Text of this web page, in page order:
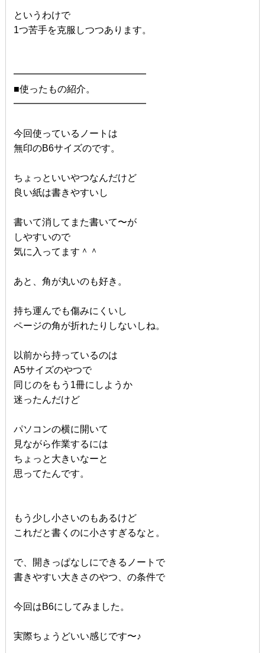
というわけで
1つ苦手を克服しつつあります。
━━━━━━━━━━━━━━
■使ったもの紹介。
━━━━━━━━━━━━━━
今回使っているノートは
無印のB6サイズのです。
ちょっといいやつなんだけど
良い紙は書きやすいし
書いて消してまた書いて〜が
しやすいので
気に入ってます＾＾
あと、角が丸いのも好き。
持ち運んでも傷みにくいし
ページの角が折れたりしないしね。
以前から持っているのは
A5サイズのやつで
同じのをもう1冊にしようか
迷ったんだけど
パソコンの横に開いて
見ながら作業するには
ちょっと大きいなーと
思ってたんです。
もう少し小さいのもあるけど
これだと書くのに小さすぎるなと。
で、開きっぱなしにできるノートで
書きやすい大きさのやつ、の条件で
今回はB6にしてみました。
実際ちょうどいい感じです〜♪